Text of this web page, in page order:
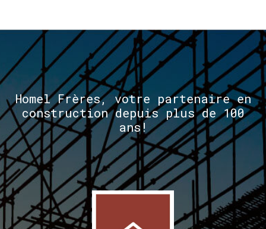
Homel Frères, votre partenaire en
construction depuis plus de 100
ans!